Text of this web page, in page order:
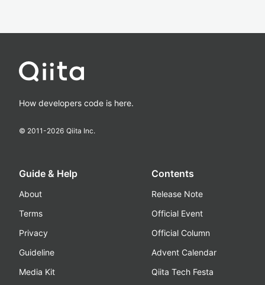
How developers code is here.
© 2011-2026 Qiita Inc.
Guide & Help
About
Terms
Privacy
Guideline
Media Kit
Contents
Release Note
Official Event
Official Column
Advent Calendar
Qiita Tech Festa